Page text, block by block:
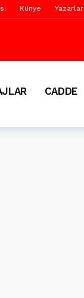
Künye Yazarlar
CADDE